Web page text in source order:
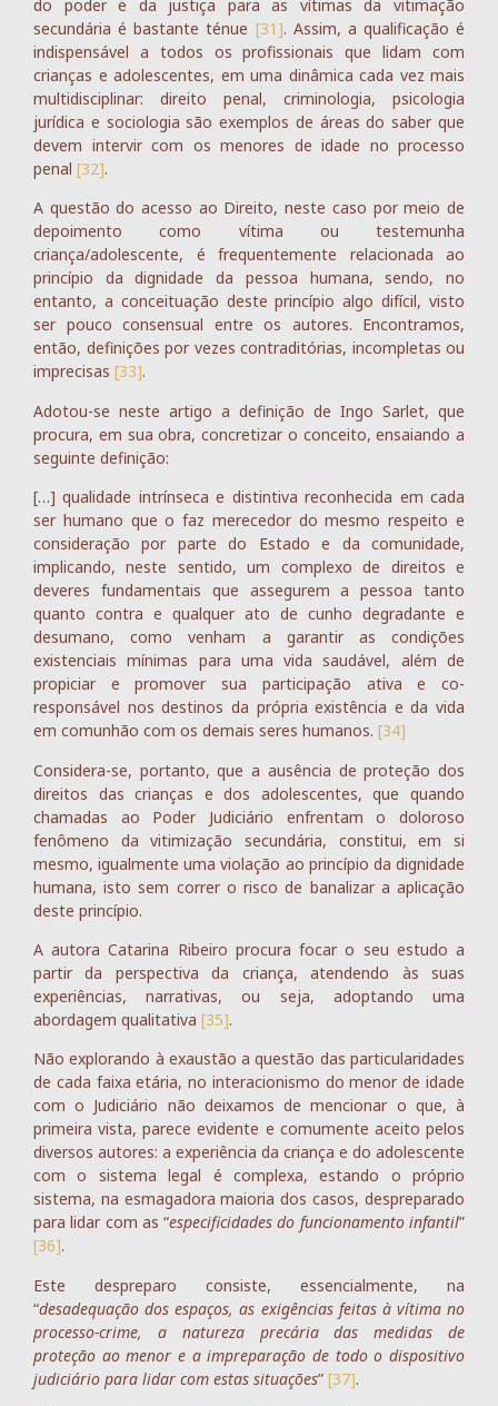
do poder e da justiça para as vítimas da vitimação
secundária é bastante ténue [31]. Assim, a qualificação é
indispensável a todos os profissionais que lidam com
crianças e adolescentes, em uma dinâmica cada vez mais
multidisciplinar: direito penal, criminologia, psicologia
jurídica e sociologia são exemplos de áreas do saber que
devem intervir com os menores de idade no processo
penal [32].
A questão do acesso ao Direito, neste caso por meio de
depoimento como vítima ou testemunha
criança/adolescente, é frequentemente relacionada ao
princípio da dignidade da pessoa humana, sendo, no
entanto, a conceituação deste princípio algo difícil, visto
ser pouco consensual entre os autores. Encontramos,
então, definições por vezes contraditórias, incompletas ou
imprecisas [33].
Adotou-se neste artigo a definição de Ingo Sarlet, que
procura, em sua obra, concretizar o conceito, ensaiando a
seguinte definição:
[…] qualidade intrínseca e distintiva reconhecida em cada
ser humano que o faz merecedor do mesmo respeito e
consideração por parte do Estado e da comunidade,
implicando, neste sentido, um complexo de direitos e
deveres fundamentais que assegurem a pessoa tanto
quanto contra e qualquer ato de cunho degradante e
desumano, como venham a garantir as condições
existenciais mínimas para uma vida saudável, além de
propiciar e promover sua participação ativa e co-
responsável nos destinos da própria existência e da vida
em comunhão com os demais seres humanos. [34]
Considera-se, portanto, que a ausência de proteção dos
direitos das crianças e dos adolescentes, que quando
chamadas ao Poder Judiciário enfrentam o doloroso
fenômeno da vitimização secundária, constitui, em si
mesmo, igualmente uma violação ao princípio da dignidade
humana, isto sem correr o risco de banalizar a aplicação
deste princípio.
A autora Catarina Ribeiro procura focar o seu estudo a
partir da perspectiva da criança, atendendo às suas
experiências, narrativas, ou seja, adoptando uma
abordagem qualitativa [35].
Não explorando à exaustão a questão das particularidades
de cada faixa etária, no interacionismo do menor de idade
com o Judiciário não deixamos de mencionar o que, à
primeira vista, parece evidente e comumente aceito pelos
diversos autores: a experiência da criança e do adolescente
com o sistema legal é complexa, estando o próprio
sistema, na esmagadora maioria dos casos, despreparado
para lidar com as “especificidades do funcionamento infantil”
[36].
Este despreparo consiste, essencialmente, na
“desadequação dos espaços, as exigências feitas à vítima no
processo-crime, a natureza precária das medidas de
proteção ao menor e a impreparação de todo o dispositivo
judiciário para lidar com estas situações” [37].